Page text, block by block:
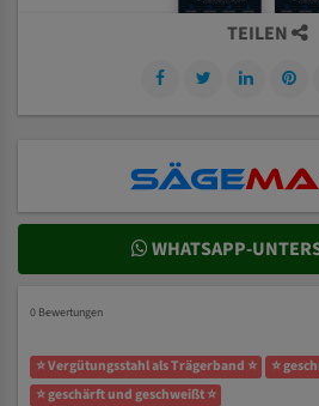
TEILEN
WHATSAPP-
0 Bewertungen
⭐ Vergütungsstahl als Trägerband ⭐
⭐
⭐ geschärft und geschweißt ⭐